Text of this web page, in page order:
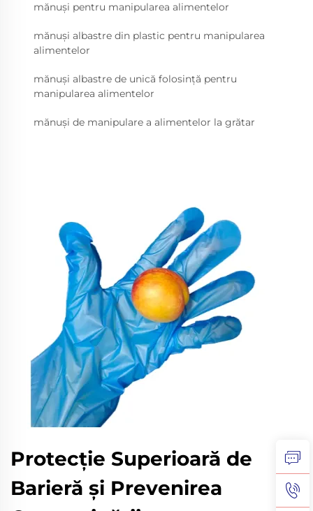
mănuși pentru manipularea alimentelor
mănuși albastre din plastic pentru manipularea
alimentelor
mănuși albastre de unică folosință pentru
manipularea alimentelor
mănuși de manipulare a alimentelor la grătar
Protecție Superioară de
Barieră și Prevenirea